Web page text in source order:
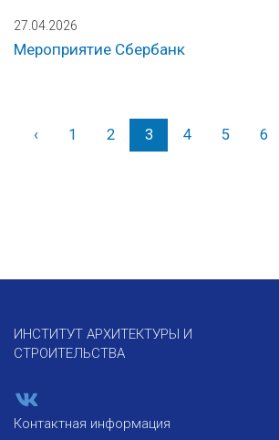
27.04.2026
Мероприятие Сбербанк
‹Назад
1 2 3 4 5 6
ИНСТИТУТ АРХИТЕКТУРЫ И
СТРОИТЕЛЬСТВА
Контактная информация